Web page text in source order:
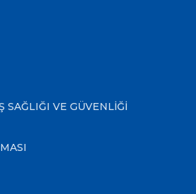
SAĞLIĞI VE GÜVENLİĞİ